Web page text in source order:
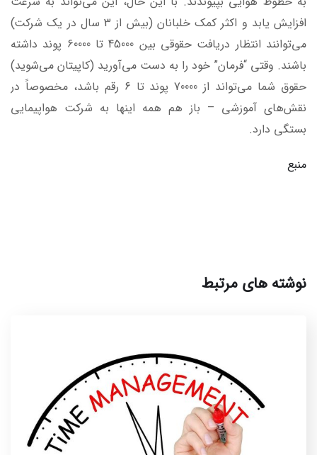
افزایش یابد و اکثر کمک خلبانان (بیش از 3 سال در یک شرکت)
می‌توانند انتظار دریافت حقوقی بین 45000 تا 60000 پوند داشته
باشند. وقتی “فرمان” خود را به دست می‌آورید (کاپیتان می‌شوید)
حقوق شما می‌تواند از 70000 پوند تا 6 رقم باشد، مخصوصاً در
نقش‌های آموزشی – باز هم همه اینها به شرکت هواپیمایی
بستگی دارد.
منبع
نوشته های مرتبط